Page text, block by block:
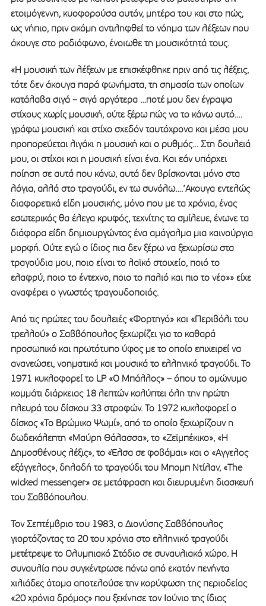
ετοιμόγεννη, κυοφορούσα αυτόν, μητέρα του και στο πώς,
ως νήπιο, πριν ακόμη αντιληφθεί το νόημα των λέξεων που
άκουγε στο ραδιόφωνο, ένοιωθε τη μουσικότητά τους.
«Η μουσική των λέξεων με επισκέφθηκε πριν από τις λέξεις,
τότε δεν άκουγα παρά φωνήματα, τη σημασία των οποίων
κατάλαβα σιγά – σιγά αργότερα …ποτέ μου δεν έγραψα
στίχους χωρίς μουσική, ούτε ξέρω πώς να το κάνω αυτό….
γράφω μουσική και στίχο σχεδόν ταυτόχρονα και μέσα μου
προπορεύεται λιγάκι η μουσική και ο ρυθμός… Στη δουλειά
μου, οι στίχοι και η μουσική είναι ένα. Και εάν υπάρχει
ποίηση σε αυτά που κάνω, αυτά δεν βρίσκονται μόνο στα
λόγια, αλλά στο τραγούδι, εν τω συνόλω….’Ακουγα εντελώς
διαφορετικά είδη μουσικής, μόνο που με τα χρόνια, ένας
εσωτερικός θα έλεγα κρυφός, τεχνίτης τα σμίλευε, ένωνε τα
διάφορα είδη δημιουργώντας ένα αμάγαλμα μια καινούργια
μορφή. Ούτε εγώ ο ίδιος πια δεν ξέρω να ξεχωρίσω στα
τραγούδια μου, ποιο είναι το λαϊκό στοιχείο, ποιό το
ελαφρύ, ποιο το έντεχνο, ποιο το παλιό και πιο το νέο»» είχε
αναφέρει ο γνωστός τραγουδοποιός.
Από τις πρώτες του δουλειές «Φορτηγό» και «Περιβόλι του
τρελλού» ο Σαββόπουλος ξεχωρίζει για το καθαρά
προσωπικό και πρωτότυπο ύφος με το οποίο επιχειρεί να
ανανεώσει, νοηματικά και μουσικά το ελληνικό τραγούδι. Το
1971 κυκλοφορεί το LP «Ο Μπάλλος» – όπου το ομώνυμο
κομμάτι διάρκειας 18 λεπτών καλύπτει όλη την πρώτη
πλευρά του δίσκου 33 στροφών. Το 1972 κυκλοφορεί ο
δίσκος «Το Βρώμικο Ψωμί», από το οποίο ξεχωρίζουν η
δωδεκάλεπτη «Μαύρη Θάλασσα», το «Ζεϊμπέκικο», «Η
Δημοσθένους λέξις», το «Έλσα σε φοβάμαι» και ο «Αγγελος
εξάγγελος», δηλαδή το τραγούδι του Μπομπ Ντίλαν, «The
wicked messenger» σε μετάφραση και διευρυμένη διασκευή
του Σαββόπουλου.
Τον Σεπτέμβριο του 1983, ο Διονύσης Σαββόπουλος
γιορτάζοντας τα 20 του χρόνια στο ελληνικό τραγούδι
μετέτρεψε το Ολυμπιακό Στάδιο σε συναυλιακό χώρο. Η
συναυλία που συγκέντρωσε πάνω από εκατόν πενήντα
χιλιάδες άτομα αποτελούσε την κορύφωση της περιοδείας
«20 χρόνια δρόμος» που ξεκίνησε τον Ιούνιο της ίδιας